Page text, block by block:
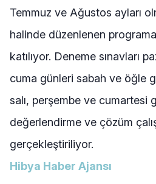
Temmuz ve Ağustos ayları
halinde düzenlenen
katılıyor. Deneme sınavları
cuma günleri sabah ve öğle
salı, perşembe ve cumartesi
değerlendirme ve çözüm
gerçekleştiriliyor.
Hibya Haber Ajansı